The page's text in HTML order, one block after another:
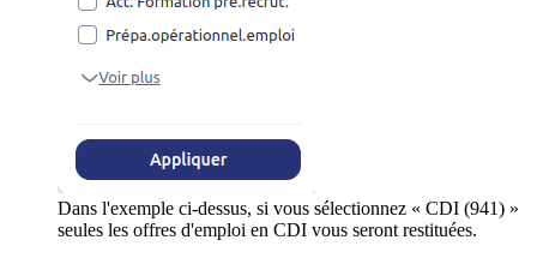
Dans l'exemple ci-dessus, si vous sélectionnez « CDI (941) »
seules les offres d'emploi en CDI vous seront restituées.